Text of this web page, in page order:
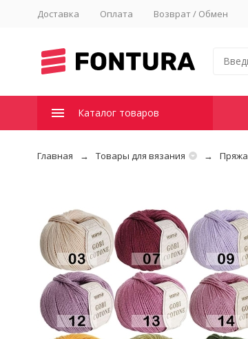
Доставка Оплата Возврат / Обмен
Каталог товаров
Главная Товары для вязания Пряжа